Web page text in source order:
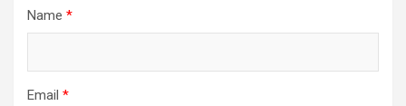
Name *
Email *